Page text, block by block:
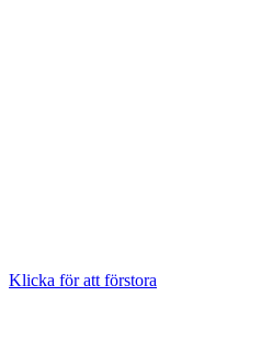
Klicka för att förstora